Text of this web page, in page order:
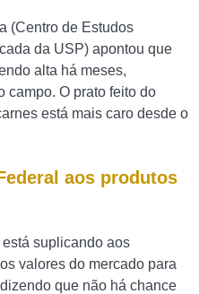
(Centro de Estudos
da USP) apontou que
alta há meses,
campo. O prato feito do
está mais caro desde o
aos produtos
suplicando aos
valores do mercado para
que não há chance